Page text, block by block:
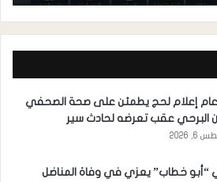
إعلام لحج يطمئن على صحة الصحفي
البرحي عقب تعرضه لحادث سير
6, 2026
“أبو خطاب” يعزي في وفاة المناضل